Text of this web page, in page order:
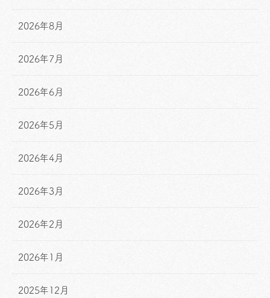
2026年8月
2026年7月
2026年6月
2026年5月
2026年4月
2026年3月
2026年2月
2026年1月
2025年12月